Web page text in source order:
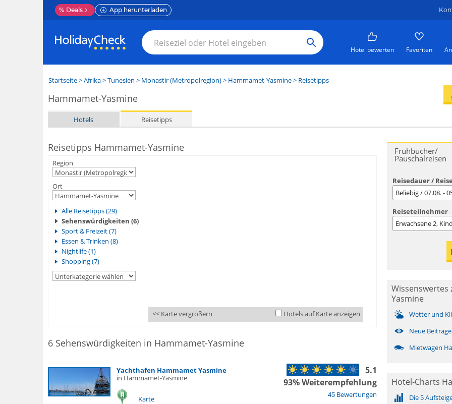
% Deals App herunterladen
Hotel bewerten Favoriten
Startseite>Afrika>Tunesien > Monastir (Metropolregion)> Hammamet-Yasmine> Reisetipps
Hammamet-Yasmine
Hotels Reisetipps
Reisetipps Hammamet-Yasmine
Region
Ort
Alle Reisetipps (29)
Sehenswürdigkeiten (6)
Sport & Freizeit (7)
Essen & Trinken (8)
Nightlife (1)
Shopping (7)
<< Karte vergrößern Hotels auf Karte anzeigen
6 Sehenswürdigkeiten in Hammamet-Yasmine
Yachthafen Hammamet Yasmine
in Hammamet-Yasmine
Karte 45 Bewertungen
5.1
93% Weiterempfehlung
Frühbucher/
Pauschalreisen
Reisedauer /
Beliebig / 07.08. -
Reiseteilnehmer
Erwachsene2,
Wissenswertes
Yasmine
Wetter und
Neue
Mietwagen
Hotel-Charts
Die 5